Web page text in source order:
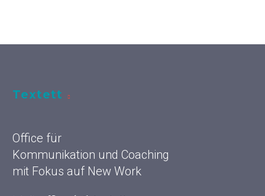
Textett
Office für
Kommunikation und Coaching
mit Fokus auf New Work